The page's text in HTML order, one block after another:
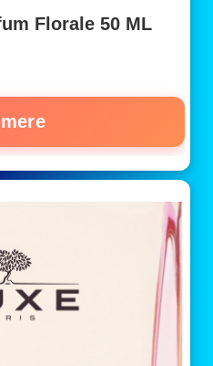
Florale 50 ML